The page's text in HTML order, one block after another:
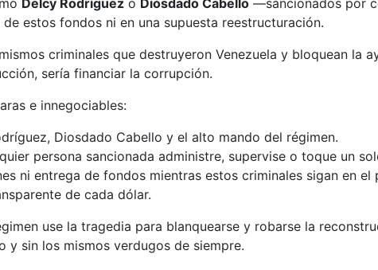
estos fondos ni en una supuesta reestructuración.
criminales que destruyeron Venezuela y bloquean la
sería financiar la corrupción.
e innegociables:
Diosdado Cabello y el alto mando del régimen.
persona sancionada administre, supervise o toque un
ni entrega de fondos mientras estos criminales sigan en el
de cada dólar.
use la tragedia para blanquearse y robarse la
y sin los mismos verdugos de siempre.